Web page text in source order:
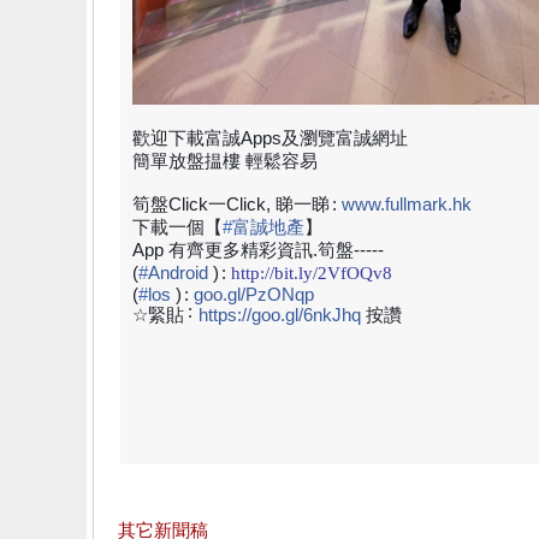
歡迎下載富誠Apps及瀏覽富誠網址
簡單放盤揾樓 輕鬆容易
筍盤Click一Click, 睇一睇: www.fullmark.hk
下載一個【#富誠地產】
App 有齊更多精彩資訊.筍盤-----
(#Android ) : http://bit.ly/2VfOQv8
(#los ) : goo.gl/PzONqp
☆緊貼 :https://goo.gl/6nkJhq 按讚
其它新聞稿